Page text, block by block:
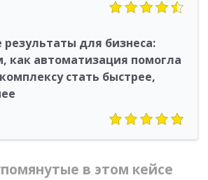
для бизнеса:
как автоматизация помогла
стать быстрее,
в этом кейсе